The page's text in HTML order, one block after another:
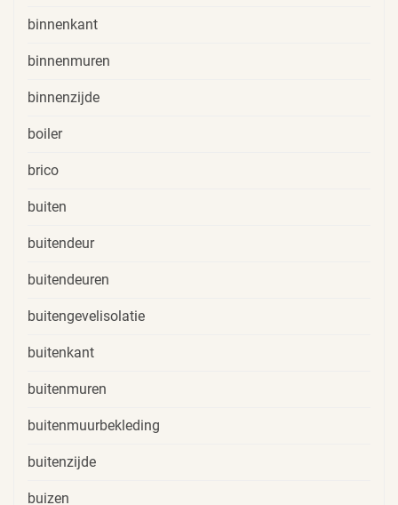
binnenkant
binnenmuren
binnenzijde
boiler
brico
buiten
buitendeur
buitendeuren
buitengevelisolatie
buitenkant
buitenmuren
buitenmuurbekleding
buitenzijde
buizen